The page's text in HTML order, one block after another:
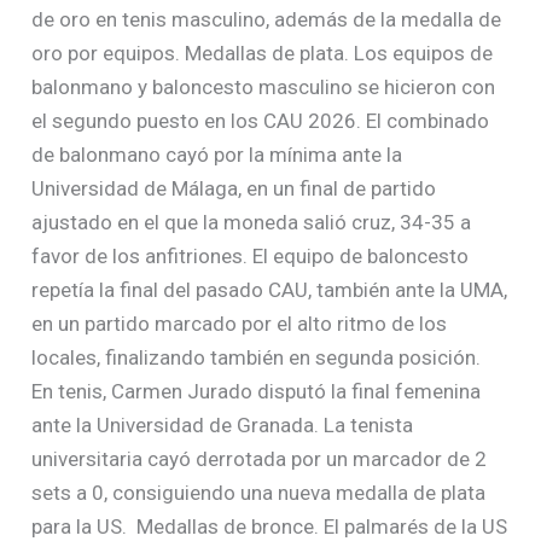
de oro en tenis masculino, además de la medalla de
oro por equipos. Medallas de plata. Los equipos de
balonmano y baloncesto masculino se hicieron con
el segundo puesto en los CAU 2026. El combinado
de balonmano cayó por la mínima ante la
Universidad de Málaga, en un final de partido
ajustado en el que la moneda salió cruz, 34-35 a
favor de los anfitriones. El equipo de baloncesto
repetía la final del pasado CAU, también ante la UMA,
en un partido marcado por el alto ritmo de los
locales, finalizando también en segunda posición.
En tenis, Carmen Jurado disputó la final femenina
ante la Universidad de Granada. La tenista
universitaria cayó derrotada por un marcador de 2
sets a 0, consiguiendo una nueva medalla de plata
para la US. Medallas de bronce. El palmarés de la US